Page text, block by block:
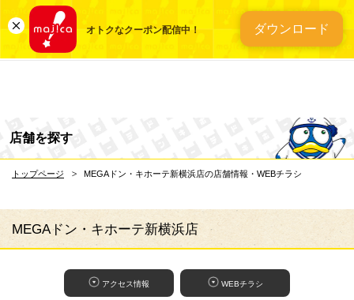
オトクなクーポン配信中！ ダウンロード
総合ディスカウント
店舗を探す
トップページ MEGAドン・キホーテ新横浜店の店舗情報・WEBチラシ
MEGAドン・キホーテ新横浜店
アクセス情報 WEBチラシ